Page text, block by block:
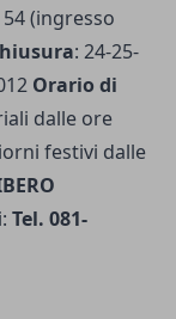
(ingresso
: 24-25-
Orario di
dalle ore
festivi dalle
Tel. 081-